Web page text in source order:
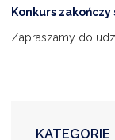
Konkurs
Zapraszamy do
KATEGORIE